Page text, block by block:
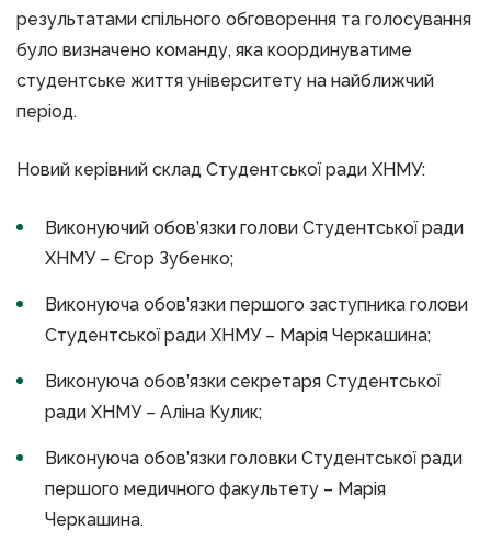
результатами спільного обговорення та голосування
було визначено команду, яка координуватиме
студентське життя університету на найближчий
період.
Новий керівний склад Студентської ради ХНМУ:
Виконуючий обов’язки голови Студентської ради
ХНМУ – Єгор Зубенко;
Виконуюча обов’язки першого заступника голови
Студентської ради ХНМУ – Марія Черкашина;
Виконуюча обов’язки секретаря Студентської
ради ХНМУ – Аліна Кулик;
Виконуюча обов’язки головки Студентської ради
першого медичного факультету – Марія
Черкашина.